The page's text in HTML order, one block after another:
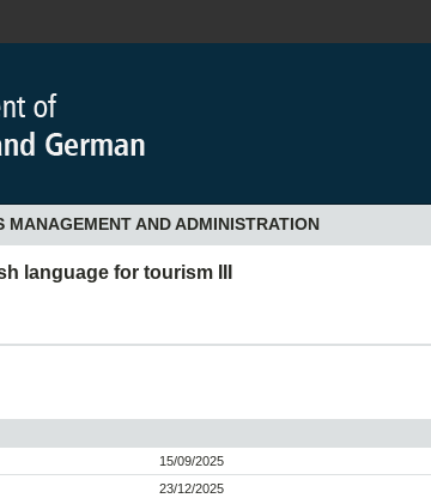
MANAGEMENT AND ADMINISTRATION
language for tourism III
15/09/2025
23/12/2025